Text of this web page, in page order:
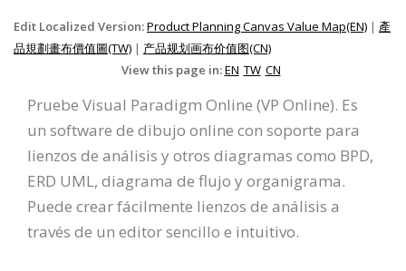
Edit Localized Version:Product Planning Canvas Value Map(EN) | 產
品規劃畫布價值圖(TW) | 产品规划画布价值图(CN)
View this page in:EN TW CN
Pruebe Visual Paradigm Online (VP Online). Es
un software de dibujo online con soporte para
lienzos de análisis y otros diagramas como BPD,
ERD UML, diagrama de flujo y organigrama.
Puede crear fácilmente lienzos de análisis a
través de un editor sencillo e intuitivo.